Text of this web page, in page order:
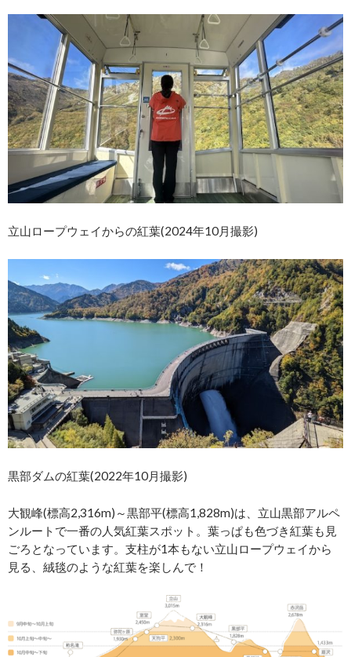
立山ロープウェイからの紅葉(2024年10月撮影)
黒部ダムの紅葉(2022年10月撮影)
大観峰(標高2,316m)～黒部平(標高1,828m)は、立山黒部アルペ
ンルートで一番の人気紅葉スポット。葉っぱも色づき紅葉も見
ごろとなっています。支柱が1本もない立山ロープウェイから
見る、絨毯のような紅葉を楽しんで！